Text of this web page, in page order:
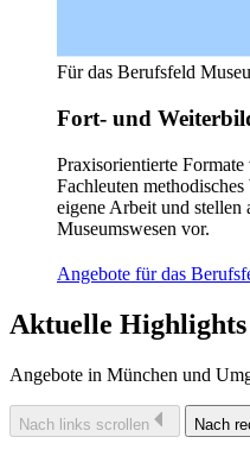
Für das Berufsfeld
Fort- und
Praxisorientierte
Fachleuten
eigene Arbeit und stellen
Museumswesen vor.
Angebote für das
Aktuelle Highlights
Angebote in München und
Nach links scrollen Nach